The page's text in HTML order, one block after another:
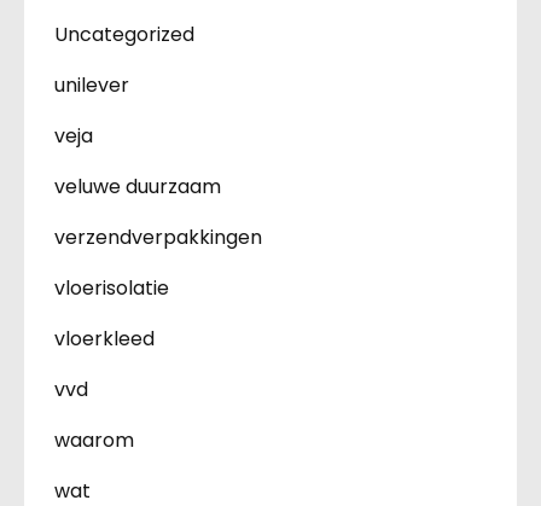
Uncategorized
unilever
veja
veluwe duurzaam
verzendverpakkingen
vloerisolatie
vloerkleed
vvd
waarom
wat